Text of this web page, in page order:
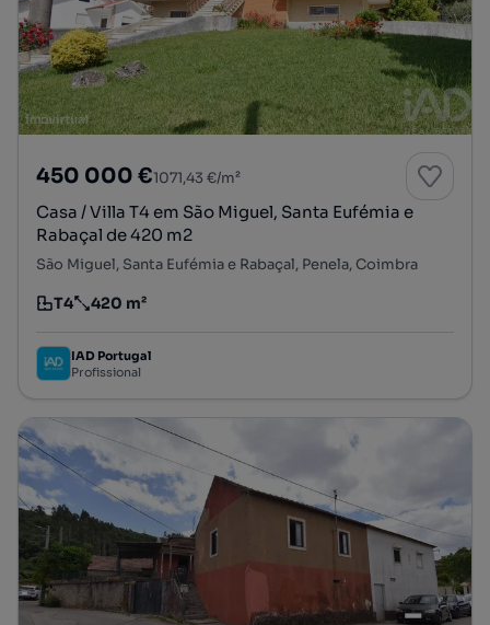
450 000 €1071,43 €/m²
Casa / Villa T4 em São Miguel, Santa Eufémia e
Rabaçal de 420 m2
São Miguel, Santa Eufémia e Rabaçal, Penela, Coimbra
Tipologia
T4
Preço por metro quadrado
420 m²
IAD Portugal
Profissional